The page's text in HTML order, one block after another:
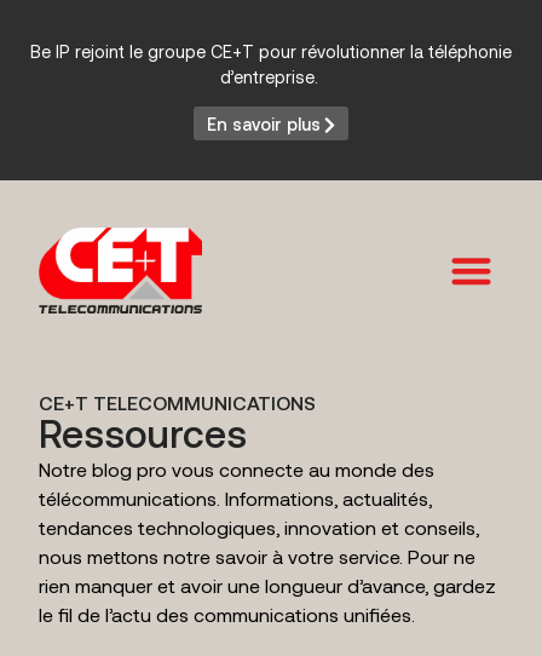
Be IP rejoint le groupe CE+T pour révolutionner la téléphonie
d’entreprise.
En savoir plus
CE+T TELECOMMUNICATIONS
Ressources
Notre blog pro vous connecte au monde des
télécommunications. Informations, actualités,
tendances technologiques, innovation et conseils,
nous mettons notre savoir à votre service. Pour ne
rien manquer et avoir une longueur d’avance, gardez
le fil de l’actu des communications unifiées.